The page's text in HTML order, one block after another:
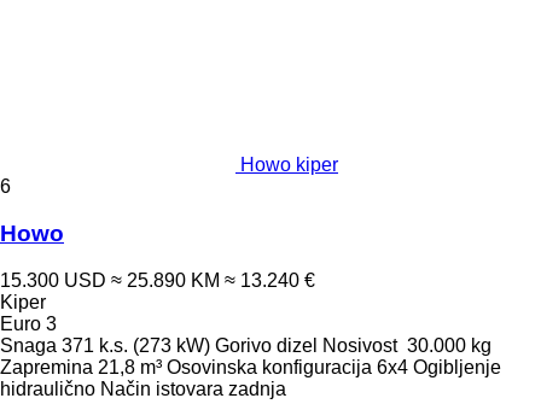
Howo kiper
6
Howo
15.300 USD ≈ 25.890 KM ≈ 13.240 €
Kiper
Euro 3
Snaga 371 k.s. (273 kW) Gorivo dizel Nosivost 30.000 kg
Zapremina 21,8 m³ Osovinska konfiguracija 6x4 Ogibljenje
hidraulično Način istovara zadnja